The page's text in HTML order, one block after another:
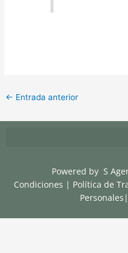
← Entrada anterior
Powered by S
Condiciones | Política de
Personales |